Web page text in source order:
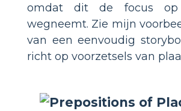
omdat dit de focus op
wegneemt. Zie mijn
van een eenvoudig
richt op voorzetsels van